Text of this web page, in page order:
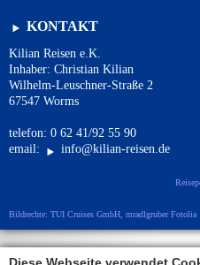
KONTAKT
Kilian Reisen e.K.
Inhaber: Christian Kilian
Wilhelm-Leuschner-Straße 2
67547 Worms
telefon: 0 62 41/92 55 90
email:
info@kilian-reisen.de
Bildrechte: TUI Cruises GmbH, mradlgruber Fotolia